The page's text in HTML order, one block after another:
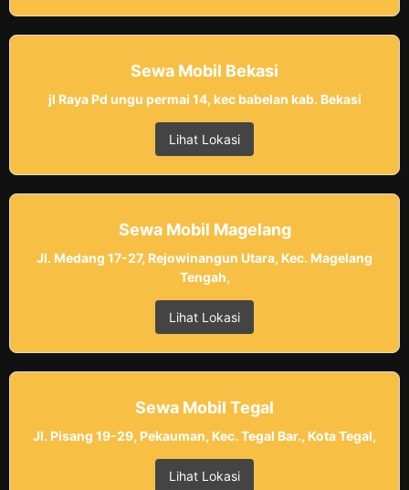
Sewa Mobil Bekasi
jl Raya Pd ungu permai 14, kec babelan kab. Bekasi
Lihat Lokasi
Sewa Mobil Magelang
Jl. Medang 17-27, Rejowinangun Utara, Kec. Magelang
Tengah,
Lihat Lokasi
Sewa Mobil Tegal
Jl. Pisang 19-29, Pekauman, Kec. Tegal Bar., Kota Tegal,
Lihat Lokasi